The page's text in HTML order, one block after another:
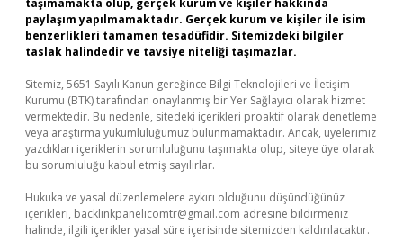
taşımamakta olup, gerçek kurum ve kişiler hakkında
paylaşım yapılmamaktadır. Gerçek kurum ve kişiler ile isim
benzerlikleri tamamen tesadüfidir. Sitemizdeki bilgiler
taslak halindedir ve tavsiye niteliği taşımazlar.
Sitemiz, 5651 Sayılı Kanun gereğince Bilgi Teknolojileri ve İletişim
Kurumu (BTK) tarafından onaylanmış bir Yer Sağlayıcı olarak hizmet
vermektedir. Bu nedenle, sitedeki içerikleri proaktif olarak denetleme
veya araştırma yükümlülüğümüz bulunmamaktadır. Ancak, üyelerimiz
yazdıkları içeriklerin sorumluluğunu taşımakta olup, siteye üye olarak
bu sorumluluğu kabul etmiş sayılırlar.
Hukuka ve yasal düzenlemelere aykırı olduğunu düşündüğünüz
içerikleri, backlinkpanelicomtr@gmail.com adresine bildirmeniz
halinde, ilgili içerikler yasal süre içerisinde sitemizden kaldırılacaktır.